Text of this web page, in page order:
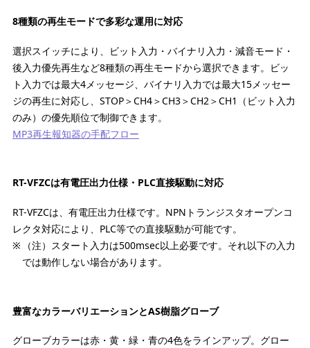
8種類の再生モードで多彩な運用に対応
選択スイッチにより、ビット入力・バイナリ入力・減音モード・
後入力優先再生など8種類の再生モードから選択できます。ビッ
ト入力では最大4メッセージ、バイナリ入力では最大15メッセー
ジの再生に対応し、STOP＞CH4＞CH3＞CH2＞CH1（ビット入力
のみ）の優先順位で制御できます。
MP3再生報知器の手配フロー
RT-VFZCは有電圧出力仕様・PLC直接駆動に対応
RT-VFZCは、有電圧出力仕様です。NPNトランジスタオープンコ
レクタ対応により、PLC等での直接駆動が可能です。
（注）スタート入力は500msec以上必要です。それ以下の入力
では動作しない場合があります。
豊富なカラーバリエーションとAS樹脂グローブ
グローブカラーは赤・黄・緑・青の4色をラインアップ。グロー